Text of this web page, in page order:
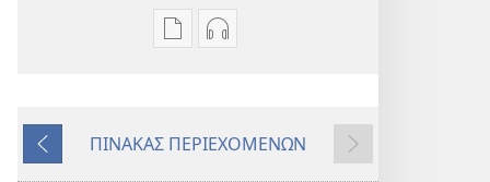
Επιλογές
ΣΚΟΠΙΑ
Επιλογές
ΣΚΟΠΙΑ
Προηγούμενο
ΠΙΝΑΚΑΣ ΠΕΡΙΕΧΟΜΕΝΩΝ
Επόμενο